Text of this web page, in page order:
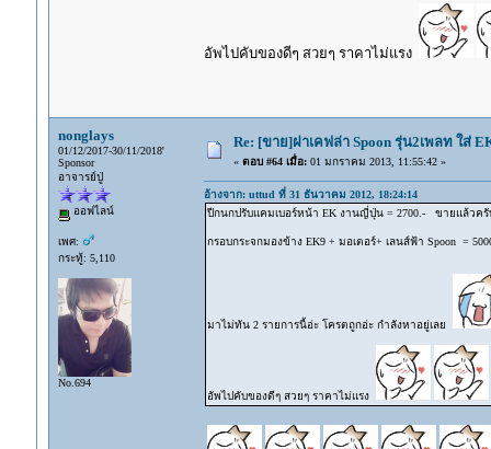
อัพไปคับของดีๆ สวยๆ ราคาไม่แรง
nonglays
01/12/2017-30/11/2018'
Sponsor
อาจารย์ปู่
ออฟไลน์
เพศ:
กระทู้: 5,110
No.694
Re: [ขาย]ฝาเคฟล่า Spoon รุ่น2เพลท ใส่
« ตอบ #64 เมื่อ:01 มกราคม 2013, 11:55:42 »
อ้างจาก: uttud ที่ 31 ธันวาคม 2012, 18:24:14
ปีกนกปรับแคมเบอร์หน้า EK งานญี่ปุ่น = 2700.- ขายแล้วครั
กรอบกระจกมองข้าง EK9 + มอเตอร์+ เลนส์ฟ้า Spoon =
มาไม่ทัน 2 รายการนี้อ่ะ โครตถูกอ่ะ กำลังหาอยู่เลย
อัพไปคับของดีๆ สวยๆ ราคาไม่แรง